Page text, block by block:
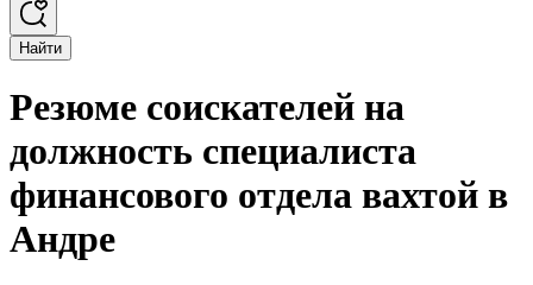
Найти
Резюме соискателей на
должность специалиста
финансового отдела вахтой в
Андре